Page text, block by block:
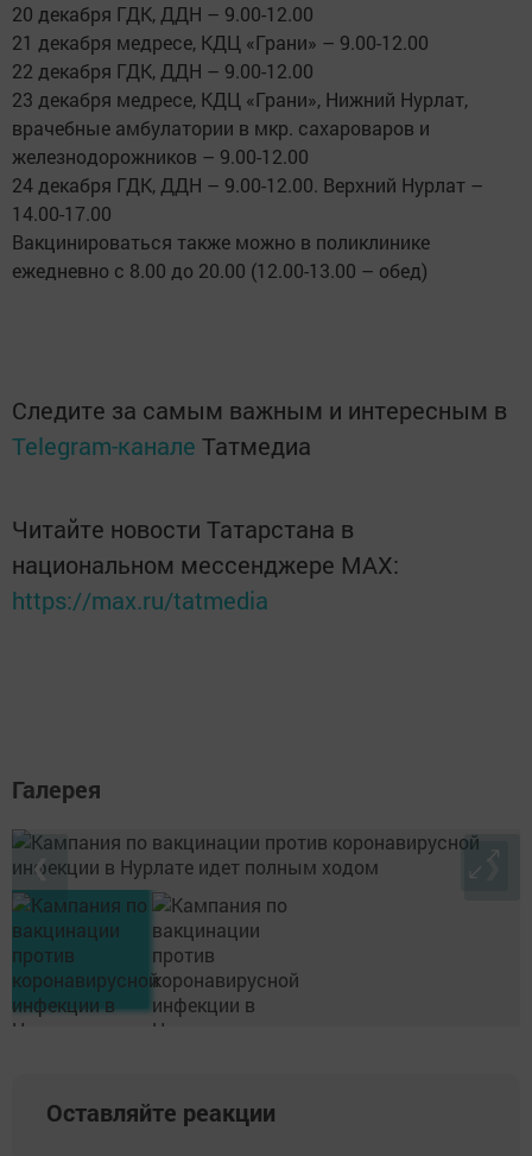
20 декабря ГДК, ДДН – 9.00-12.00
21 декабря медресе, КДЦ «Грани» – 9.00-12.00
22 декабря ГДК, ДДН – 9.00-12.00
23 декабря медресе, КДЦ «Грани», Нижний Нурлат,
врачебные амбулатории в мкр. сахароваров и
железнодорожников – 9.00-12.00
24 декабря ГДК, ДДН – 9.00-12.00. Верхний Нурлат –
14.00-17.00
Вакцинироваться также можно в поликлинике
ежедневно с 8.00 до 20.00 (12.00-13.00 – обед)
Следите за самым важным и интересным в
Telegram-канале Татмедиа
Читайте новости Татарстана в
национальном мессенджере MАХ:
https://max.ru/tatmedia
Галерея
❮ ❯
Оставляйте реакции